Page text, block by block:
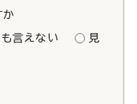
か
言えない
見